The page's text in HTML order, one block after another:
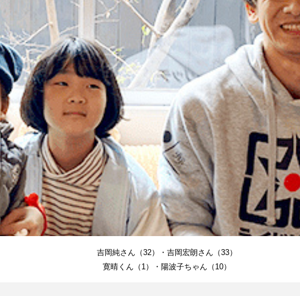
吉岡純さん（32）・吉岡宏朗さん（33）
寛晴くん（1）・陽波子ちゃん（10）